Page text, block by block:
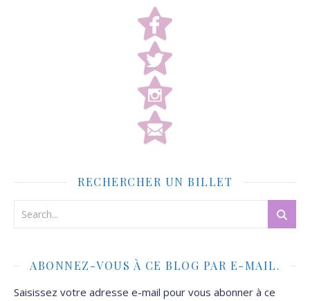
RECHERCHER UN BILLET
ABONNEZ-VOUS À CE BLOG PAR E-MAIL.
Saisissez votre adresse e-mail pour vous abonner à ce